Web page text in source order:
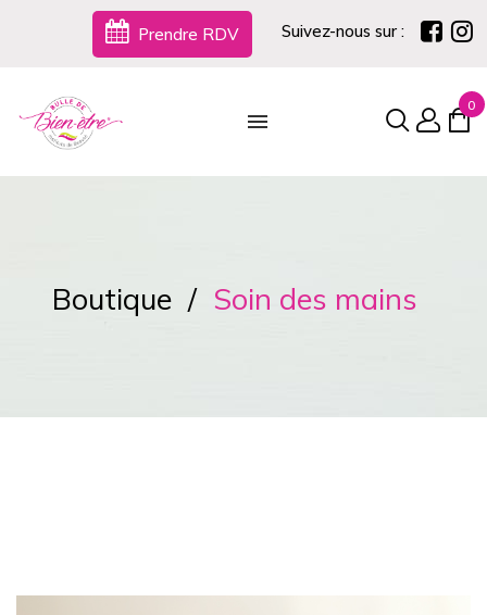
Prendre RDV Suivez-nous sur :
0
Boutique Soin des mains